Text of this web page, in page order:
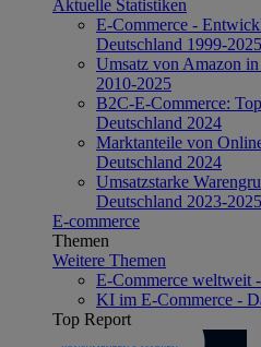
Aktuelle Statistiken
E-Commerce -
Deutschland 1999-2025
Umsatz von Amazon
2010-2025
B2C-E-Commerce:
Deutschland 2024
Marktanteile von
Deutschland 2024
Umsatzstarke
Deutschland 2023-2025
E-commerce
Themen
Weitere Themen
E-Commerce weltweit
KI im E-Commerce -
Top Report